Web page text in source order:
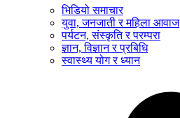
भिडियो समाचार
युवा, जनजाती र महिला आवाज
पर्यटन, संस्कृति र परम्परा
ज्ञान, विज्ञान र प्रबिधि
स्वास्थ्य योग र ध्यान